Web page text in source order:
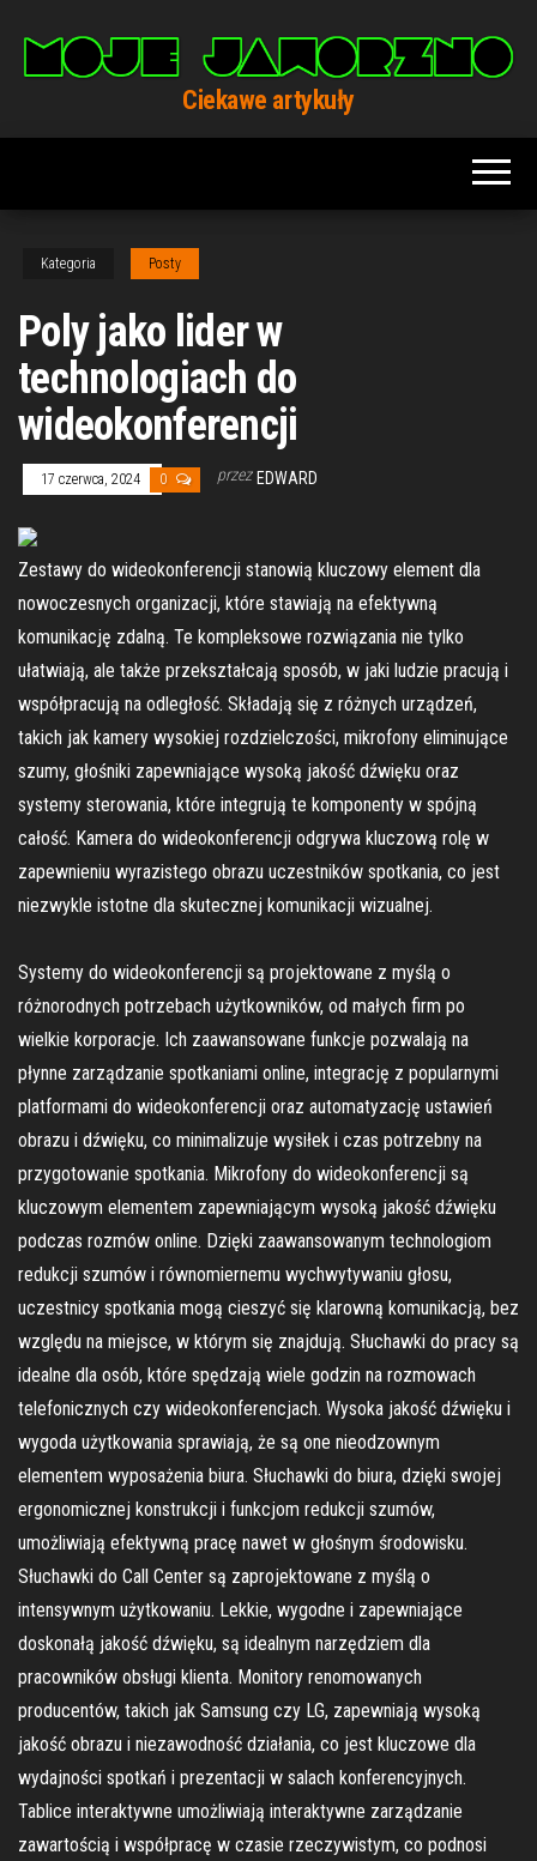
treści
Ciekawe artykuły
Kategoria Posty
Poly jako lider w
technologiach do
wideokonferencji
17 czerwca, 2024 0 przez EDWARD
Zestawy do wideokonferencji stanowią kluczowy element dla
nowoczesnych organizacji, które stawiają na efektywną
komunikację zdalną. Te kompleksowe rozwiązania nie tylko
ułatwiają, ale także przekształcają sposób, w jaki ludzie pracują i
współpracują na odległość. Składają się z różnych urządzeń,
takich jak kamery wysokiej rozdzielczości, mikrofony eliminujące
szumy, głośniki zapewniające wysoką jakość dźwięku oraz
systemy sterowania, które integrują te komponenty w spójną
całość. Kamera do wideokonferencji odgrywa kluczową rolę w
zapewnieniu wyrazistego obrazu uczestników spotkania, co jest
niezwykle istotne dla skutecznej komunikacji wizualnej.
Systemy do wideokonferencji są projektowane z myślą o
różnorodnych potrzebach użytkowników, od małych firm po
wielkie korporacje. Ich zaawansowane funkcje pozwalają na
płynne zarządzanie spotkaniami online, integrację z popularnymi
platformami do wideokonferencji oraz automatyzację ustawień
obrazu i dźwięku, co minimalizuje wysiłek i czas potrzebny na
przygotowanie spotkania. Mikrofony do wideokonferencji są
kluczowym elementem zapewniającym wysoką jakość dźwięku
podczas rozmów online. Dzięki zaawansowanym technologiom
redukcji szumów i równomiernemu wychwytywaniu głosu,
uczestnicy spotkania mogą cieszyć się klarowną komunikacją, bez
względu na miejsce, w którym się znajdują. Słuchawki do pracy są
idealne dla osób, które spędzają wiele godzin na rozmowach
telefonicznych czy wideokonferencjach. Wysoka jakość dźwięku i
wygoda użytkowania sprawiają, że są one nieodzownym
elementem wyposażenia biura. Słuchawki do biura, dzięki swojej
ergonomicznej konstrukcji i funkcjom redukcji szumów,
umożliwiają efektywną pracę nawet w głośnym środowisku.
Słuchawki do Call Center są zaprojektowane z myślą o
intensywnym użytkowaniu. Lekkie, wygodne i zapewniające
doskonałą jakość dźwięku, są idealnym narzędziem dla
pracowników obsługi klienta. Monitory renomowanych
producentów, takich jak Samsung czy LG, zapewniają wysoką
jakość obrazu i niezawodność działania, co jest kluczowe dla
wydajności spotkań i prezentacji w salach konferencyjnych.
Tablice interaktywne umożliwiają interaktywne zarządzanie
zawartością i współpracę w czasie rzeczywistym, co podnosi